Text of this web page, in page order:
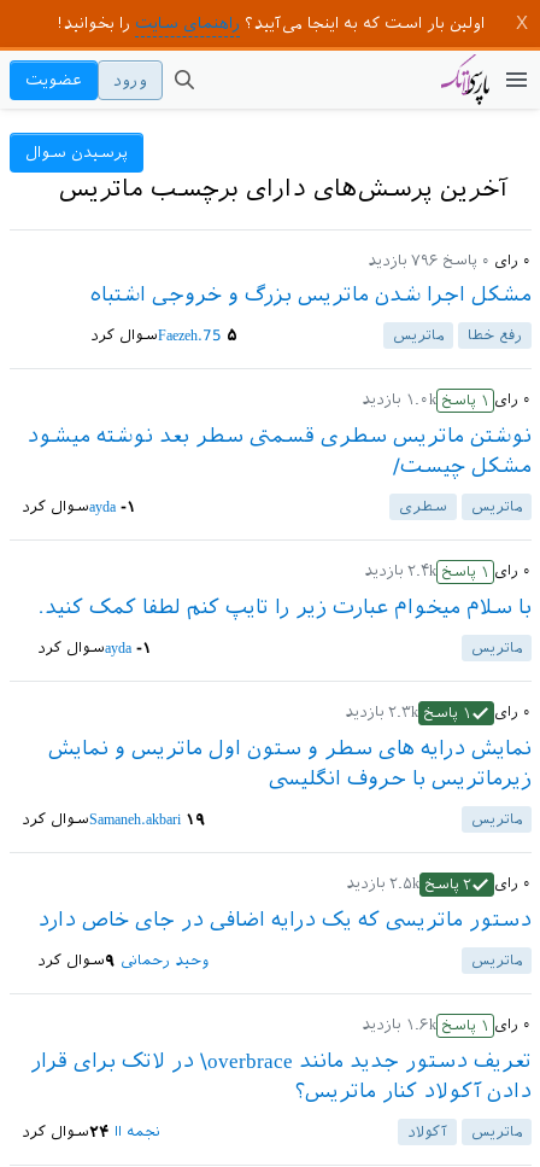
اولین بار است که به اینجا می‌آیید؟ راهنمای سایت را بخوانید!
ورود عضویت
آخرین پرسش‌های دارای برچسب ماتریس
پرسیدن سوال
۰ رای ۰ پاسخ ۷۹۶ بازدید
مشکل اجرا شدن ماتریس بزرگ و خروجی اشتباه
رفع خطا ماتریس سوال کردFaezeh.75 ۵
۰ رای ۱ پاسخ ۱.۰k بازدید
نوشتن ماتریس سطری قسمتی سطر بعد نوشته میشود
مشکل چیست/
ماتریس سطری سوال کردayda -۱
۰ رای ۱ پاسخ ۲.۴k بازدید
با سلام میخوام عبارت زیر را تایپ کنم لطفا کمک کنید.
ماتریس سوال کردayda -۱
۰ رای ۱ پاسخ ۲.۳k بازدید
نمایش درایه های سطر و ستون اول ماتریس و نمایش
زیرماتریس با حروف انگلیسی
ماتریس سوال کردSamaneh.akbari ۱۹
۰ رای ۲ پاسخ ۲.۵k بازدید
دستور ماتریسی که یک درایه اضافی در جای خاص دارد
ماتریس سوال کرد وحید رحمانی ۹
۰ رای ۱ پاسخ ۱.۶k بازدید
تعریف دستور جدید مانند overbrace\ در لاتک برای قرار
دادن آکولاد کنار ماتریس؟
ماتریس آکولاد سوال کرد نجمه اا ۲۴